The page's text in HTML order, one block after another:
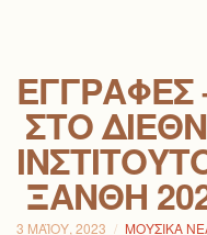
ΕΓΓΡΑΦΈΣ
ΣΤΟ
ΞΆΝΘΗ
3 ΜΑΪ́ΟΥ, 2023 ΜΟΥΣΙΚΆ